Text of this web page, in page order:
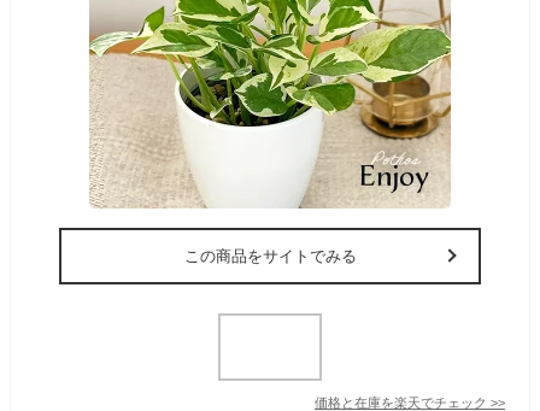
この商品をサイトでみる
価格と在庫を楽天でチェック >>